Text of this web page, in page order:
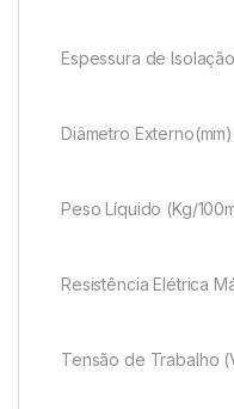
Espessura de
Diâmetro
Peso Líquido (Kg/
Resistência Elétrica
Tensão de Trabalho